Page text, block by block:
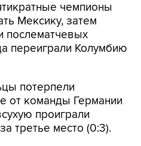
чемпионы
Мексику, затем
послематчевых
переиграли Колумбию
потерпели
от команды Германии
проиграли
третье место (0:3).